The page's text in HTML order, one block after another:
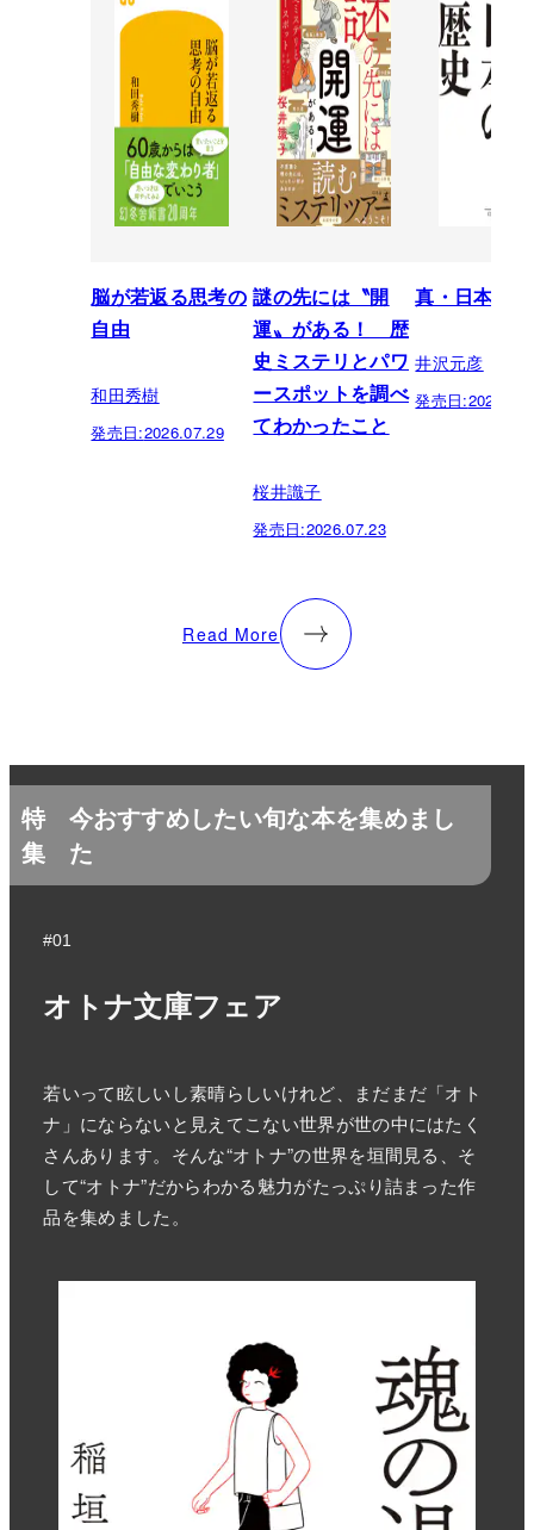
脳が若返る思考の
自由
和田秀樹
発売日:2026.07.29
謎の先には〝開
運〟がある！ 歴
史ミステリとパワ
ースポットを調べ
てわかったこと
桜井識子
発売日:2026.07.23
真・日本の
井沢元彦
発売日:
Read More
特
集
今おすすめしたい旬な本を集めまし
た
#01
オトナ文庫フェア
若いって眩しいし素晴らしいけれど、まだまだ「オト
ナ」にならないと見えてこない世界が世の中にはたく
さんあります。そんな“オトナ”の世界を垣間見る、そ
して“オトナ”だからわかる魅力がたっぷり詰まった作
品を集めました。